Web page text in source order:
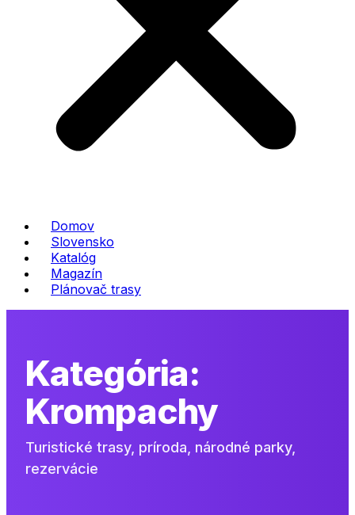
Domov
Slovensko
Katalóg
Magazín
Plánovač trasy
Kategória:
Krompachy
Turistické trasy, príroda, národné parky,
rezervácie